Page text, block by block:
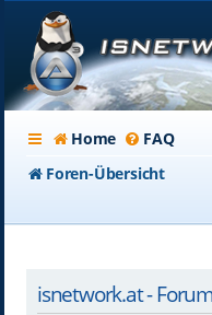
Home FAQ
Foren-Übersicht
isnetwork.at -